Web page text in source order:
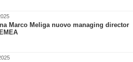
Marco Meliga nuovo managing director